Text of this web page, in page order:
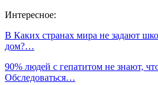
Интересное:
В Каких странах мира не задают
дом?…
90% людей с гепатитом не знают,
Обследоваться…